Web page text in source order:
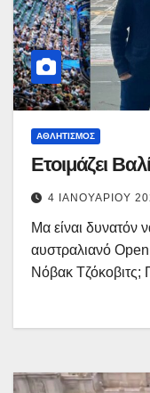
ΑΘΛΗΤΙΣΜΌΣ
Ετοιμάζει
4 ΙΑΝΟΥΑΡΊΟΥ
Μα είναι δυνατόν
αυστραλιανό
Νόβακ Τζόκοβιτς;